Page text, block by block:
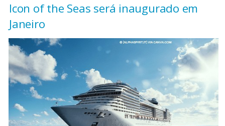
Icon of the Seas será inaugurado em
Janeiro